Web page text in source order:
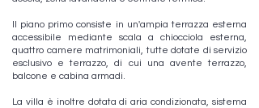
Il piano primo consiste in un'ampia terrazza esterna
accessibile mediante scala a chiocciola esterna,
quattro camere matrimoniali, tutte dotate di servizio
esclusivo e terrazzo, di cui una avente terrazzo,
balcone e cabina armadi.
La villa è inoltre dotata di aria condizionata, sistema